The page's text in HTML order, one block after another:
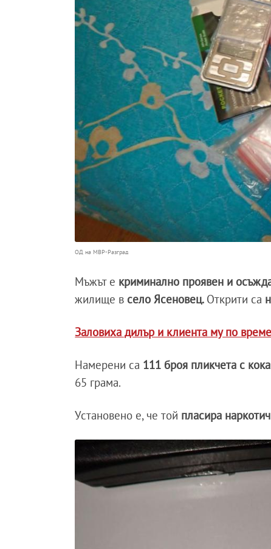
ОД на МВР-Разград
Мъжът е криминално проявен и
жилище в село Ясеновец. Открити са
Заловиха дилър и клиента му по
Намерени са 111 броя пликчета с
65 грама.
Установено е, че той пласира